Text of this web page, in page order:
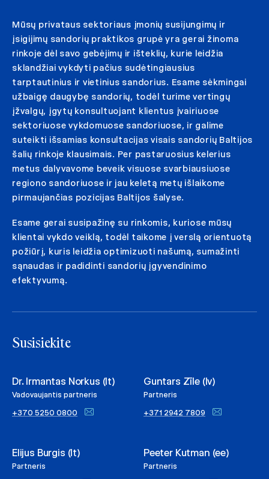
Mūsų privataus sektoriaus įmonių susijungimų ir
įsigijimų sandorių praktikos grupė yra gerai žinoma
rinkoje dėl savo gebėjimų ir išteklių, kurie leidžia
sklandžiai vykdyti pačius sudėtingiausius
tarptautinius ir vietinius sandorius. Esame sėkmingai
užbaigę daugybę sandorių, todėl turime vertingų
įžvalgų, įgytų konsultuojant klientus įvairiuose
sektoriuose vykdomuose sandoriuose, ir galime
suteikti išsamias konsultacijas visais sandorių Baltijos
šalių rinkoje klausimais. Per pastaruosius kelerius
metus dalyvavome beveik visuose svarbiausiuose
regiono sandoriuose ir jau keletą metų išlaikome
pirmaujančias pozicijas Baltijos šalyse.
Esame gerai susipažinę su rinkomis, kuriose mūsų
klientai vykdo veiklą, todėl taikome į verslą orientuotą
požiūrį, kuris leidžia optimizuoti našumą, sumažinti
sąnaudas ir padidinti sandorių įgyvendinimo
efektyvumą.
Susisiekite
Dr. Irmantas Norkus (lt)
Vadovaujantis partneris
+370 5250 0800
Elijus Burgis (lt)
Partneris
Guntars Zīle (lv)
Partneris
+371 2942 7809
Peeter Kutman (ee)
Partneris